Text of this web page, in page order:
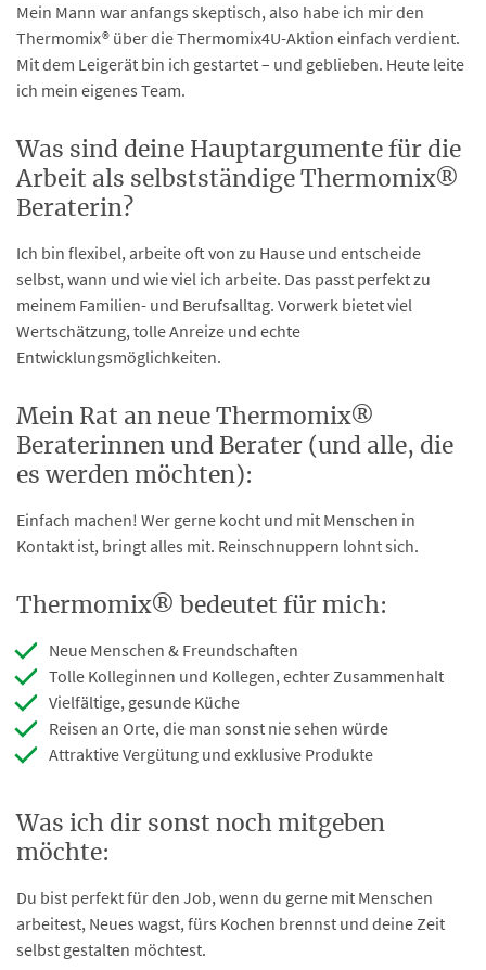
Mein Mann war anfangs skeptisch, also habe ich mir den
Thermomix® über die Thermomix4U-Aktion einfach verdient.
Mit dem Leigerät bin ich gestartet – und geblieben. Heute leite
ich mein eigenes Team.
Was sind deine Hauptargumente für die
Arbeit als selbstständige Thermomix®
Beraterin?
Ich bin flexibel, arbeite oft von zu Hause und entscheide
selbst, wann und wie viel ich arbeite. Das passt perfekt zu
meinem Familien- und Berufsalltag. Vorwerk bietet viel
Wertschätzung, tolle Anreize und echte
Entwicklungsmöglichkeiten.
Mein Rat an neue Thermomix®
Beraterinnen und Berater (und alle, die
es werden möchten):
Einfach machen! Wer gerne kocht und mit Menschen in
Kontakt ist, bringt alles mit. Reinschnuppern lohnt sich.
Thermomix® bedeutet für mich:
Neue Menschen & Freundschaften
Tolle Kolleginnen und Kollegen, echter Zusammenhalt
Vielfältige, gesunde Küche
Reisen an Orte, die man sonst nie sehen würde
Attraktive Vergütung und exklusive Produkte
Was ich dir sonst noch mitgeben
möchte:
Du bist perfekt für den Job, wenn du gerne mit Menschen
arbeitest, Neues wagst, fürs Kochen brennst und deine Zeit
selbst gestalten möchtest.